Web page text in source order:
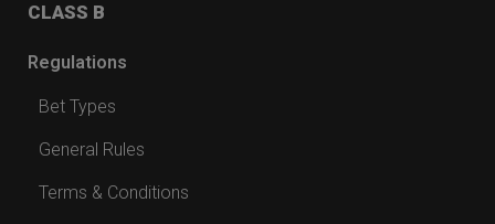
CLASS B
Regulations
Bet Types
General Rules
Terms & Conditions